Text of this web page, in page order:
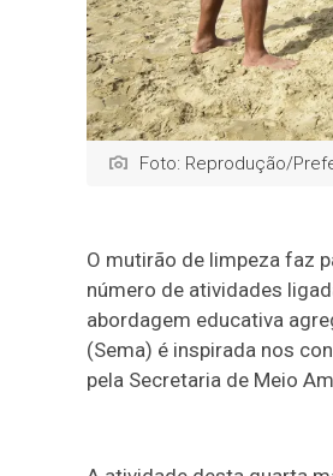
Foto: Reprodução/
O mutirão de limpeza faz
número de atividades
abordagem educativa
(Sema) é inspirada nos
pela Secretaria de Meio